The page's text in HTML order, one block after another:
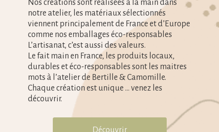
Nos créations sont réalisées à la main dans
notre atelier, les matériaux sélectionnés
viennent principalement de France et d’Europe
comme nos emballages éco-responsables
L’artisanat, c’est aussi des valeurs.
Le fait main en France, les produits locaux,
durables et éco-responsables sont les maitres
mots à l’atelier de Bertille & Camomille.
Chaque création est unique … venez les
découvrir.
Découvrir